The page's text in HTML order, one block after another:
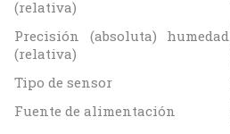
(relativa)
Precisión (absoluta) humedad
(relativa)
Tipo de sensor
Fuente de alimentación